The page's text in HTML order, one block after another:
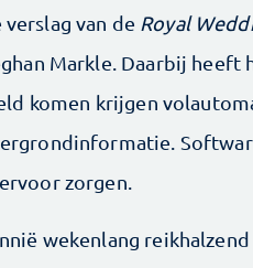
van de Royal
Markle. Daarbij heeft
komen krijgen
zorgen.
wekenlang